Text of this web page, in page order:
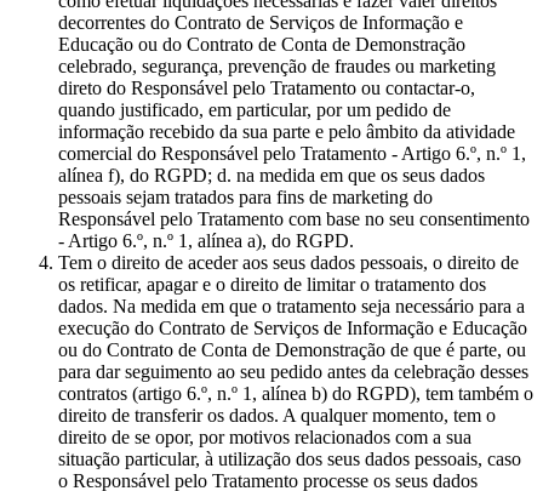
decorrentes do Contrato de Serviços de Informação e
Educação ou do Contrato de Conta de Demonstração
celebrado, segurança, prevenção de fraudes ou marketing
direto do Responsável pelo Tratamento ou contactar-o,
quando justificado, em particular, por um pedido de
informação recebido da sua parte e pelo âmbito da atividade
comercial do Responsável pelo Tratamento - Artigo 6.º, n.º 1,
alínea f), do RGPD; d. na medida em que os seus dados
pessoais sejam tratados para fins de marketing do
Responsável pelo Tratamento com base no seu consentimento
- Artigo 6.º, n.º 1, alínea a), do RGPD.
Tem o direito de aceder aos seus dados pessoais, o direito de
os retificar, apagar e o direito de limitar o tratamento dos
dados. Na medida em que o tratamento seja necessário para a
execução do Contrato de Serviços de Informação e Educação
ou do Contrato de Conta de Demonstração de que é parte, ou
para dar seguimento ao seu pedido antes da celebração desses
contratos (artigo 6.º, n.º 1, alínea b) do RGPD), tem também o
direito de transferir os dados. A qualquer momento, tem o
direito de se opor, por motivos relacionados com a sua
situação particular, à utilização dos seus dados pessoais, caso
o Responsável pelo Tratamento processe os seus dados